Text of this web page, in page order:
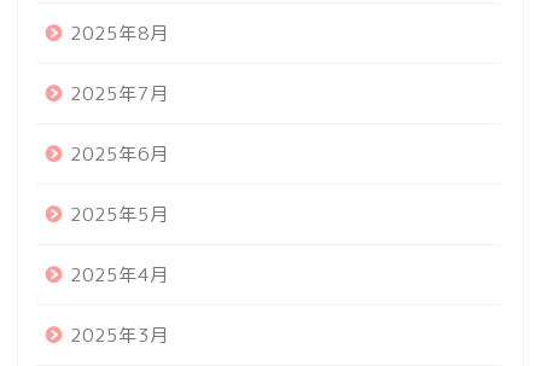
2025年8月
2025年7月
2025年6月
2025年5月
2025年4月
2025年3月